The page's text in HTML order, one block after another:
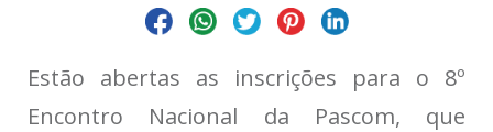
Estão abertas as inscrições para o 8º
Encontro Nacional da Pascom, que